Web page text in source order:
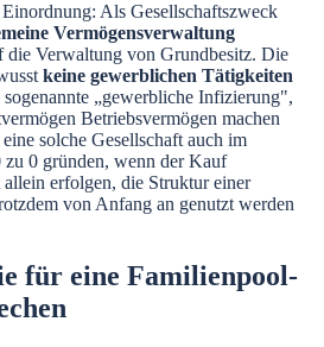
Als Gesellschaftszweck
Vermögensverwaltung
die Verwaltung von Grundbesitz. Die
keine gewerblichen Tätigkeiten
sogenannte „gewerbliche Infizierung",
Betriebsvermögen machen
solche Gesellschaft auch im
0 gründen, wenn der Kauf
erfolgen, die Struktur einer
von Anfang an genutzt werden
für eine Familienpool-